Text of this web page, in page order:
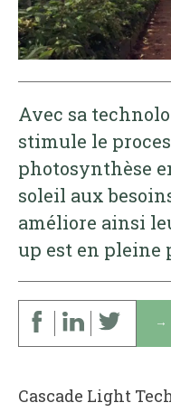
Avec sa
stimule le
photosynthèse
soleil aux
améliore ainsi
up est en pleine
↓
Cascade Light